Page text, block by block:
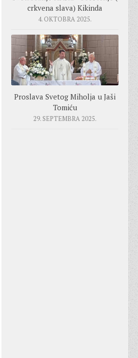
crkvena slava) Kikinda
4. OKTOBRA 2025.
Proslava Svetog Miholja u Jaši
Tomiću
29. SEPTEMBRA 2025.